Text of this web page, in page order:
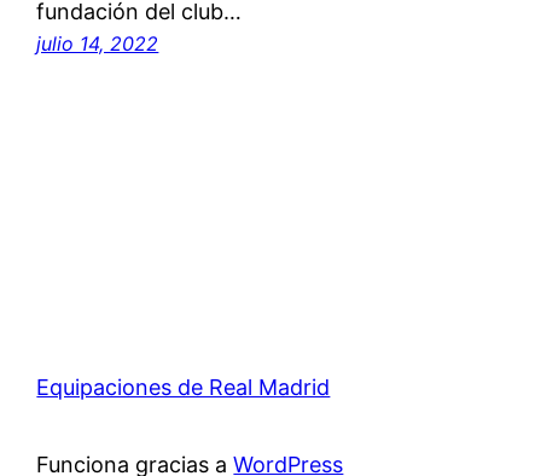
fundación del club…
julio 14, 2022
Equipaciones de Real Madrid
Funciona gracias aWordPress